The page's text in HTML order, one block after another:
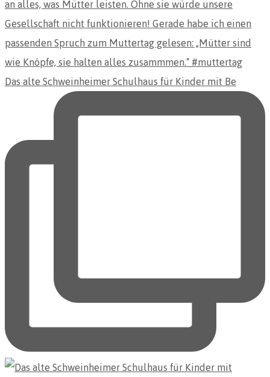
Das alte Schweinheimer Schulhaus für Kinder mit Be